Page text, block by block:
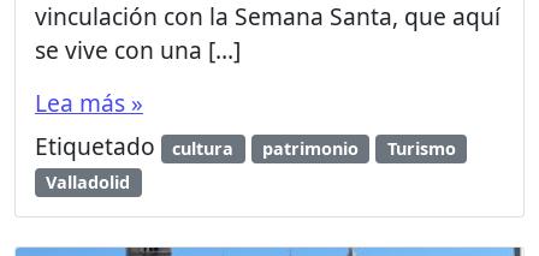
vinculación con la Semana Santa, que aquí
se vive con una […]
Lea más »
Etiquetado
cultura patrimonio
Turismo
Valladolid